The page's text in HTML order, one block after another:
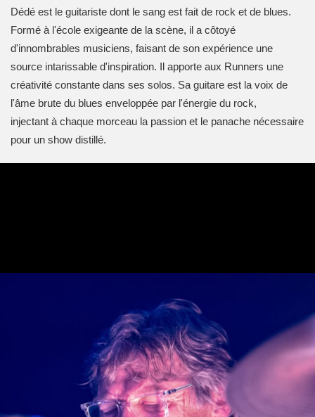
Dédé est le guitariste dont le sang est fait de rock et de blues.
Formé à l'école exigeante de la scène, il a côtoyé
d'innombrables musiciens, faisant de son expérience une
source intarissable d'inspiration. Il apporte aux Runners une
créativité constante dans ses solos. Sa guitare est la voix de
l'âme brute du blues enveloppée par l'énergie du rock,
injectant à chaque morceau la passion et le panache nécessaire
pour un show distillé.